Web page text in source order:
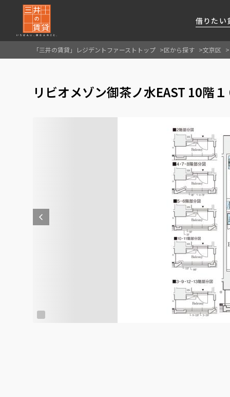
借りたい
私たちレジデントファーストの思いや
厳選した都心の上質な賃貸マンションを数多
賃貸運営をお考えのオーナー様に
分譲マンションのご購入、売却の
FIRST CHANNEL
レジデントファーストが提供する
「三井の賃貸」レジデントファーストトップ 区から探す 文京区
リビオメゾン御茶ノ水EAST 10階